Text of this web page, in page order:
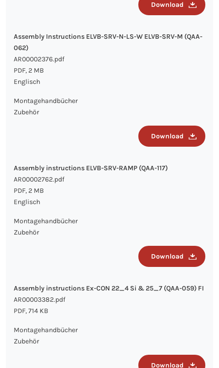
Download
Assembly Instructions ELVB-SRV-N-LS-W ELVB-SRV-M (QAA-
062)
AR00002376.pdf
PDF, 2 MB
Englisch
Montagehandbücher
Zubehör
Download
Assembly instructions ELVB-SRV-RAMP (QAA-117)
AR00002762.pdf
PDF, 2 MB
Englisch
Montagehandbücher
Zubehör
Download
Assembly instructions Ex-CON 22_4 Si & 25_7 (QAA-059) FI
AR00003382.pdf
PDF, 714 KB
Montagehandbücher
Zubehör
Download